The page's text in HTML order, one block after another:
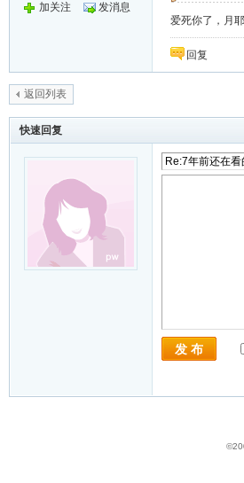
加关注
发消息
爱死你了，月
回复
返回列表
快速回复
发 布